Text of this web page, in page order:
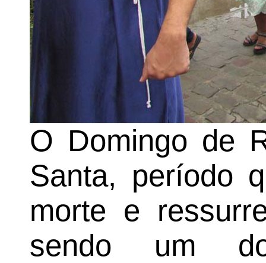
O Domingo de
Santa, período
morte e
sendo um